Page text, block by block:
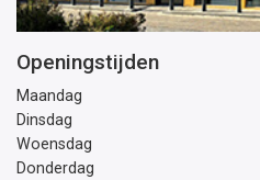
Openingstijden
Maandag
Dinsdag
Woensdag
Donderdag